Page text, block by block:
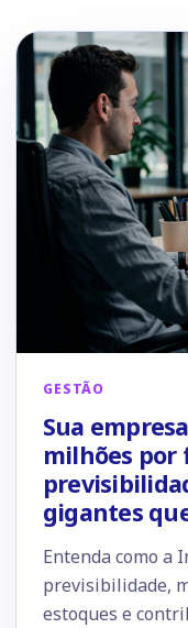
GESTÃO
Sua
milhões por
gigantes
Entenda como a
previsibilidade,
estoques e